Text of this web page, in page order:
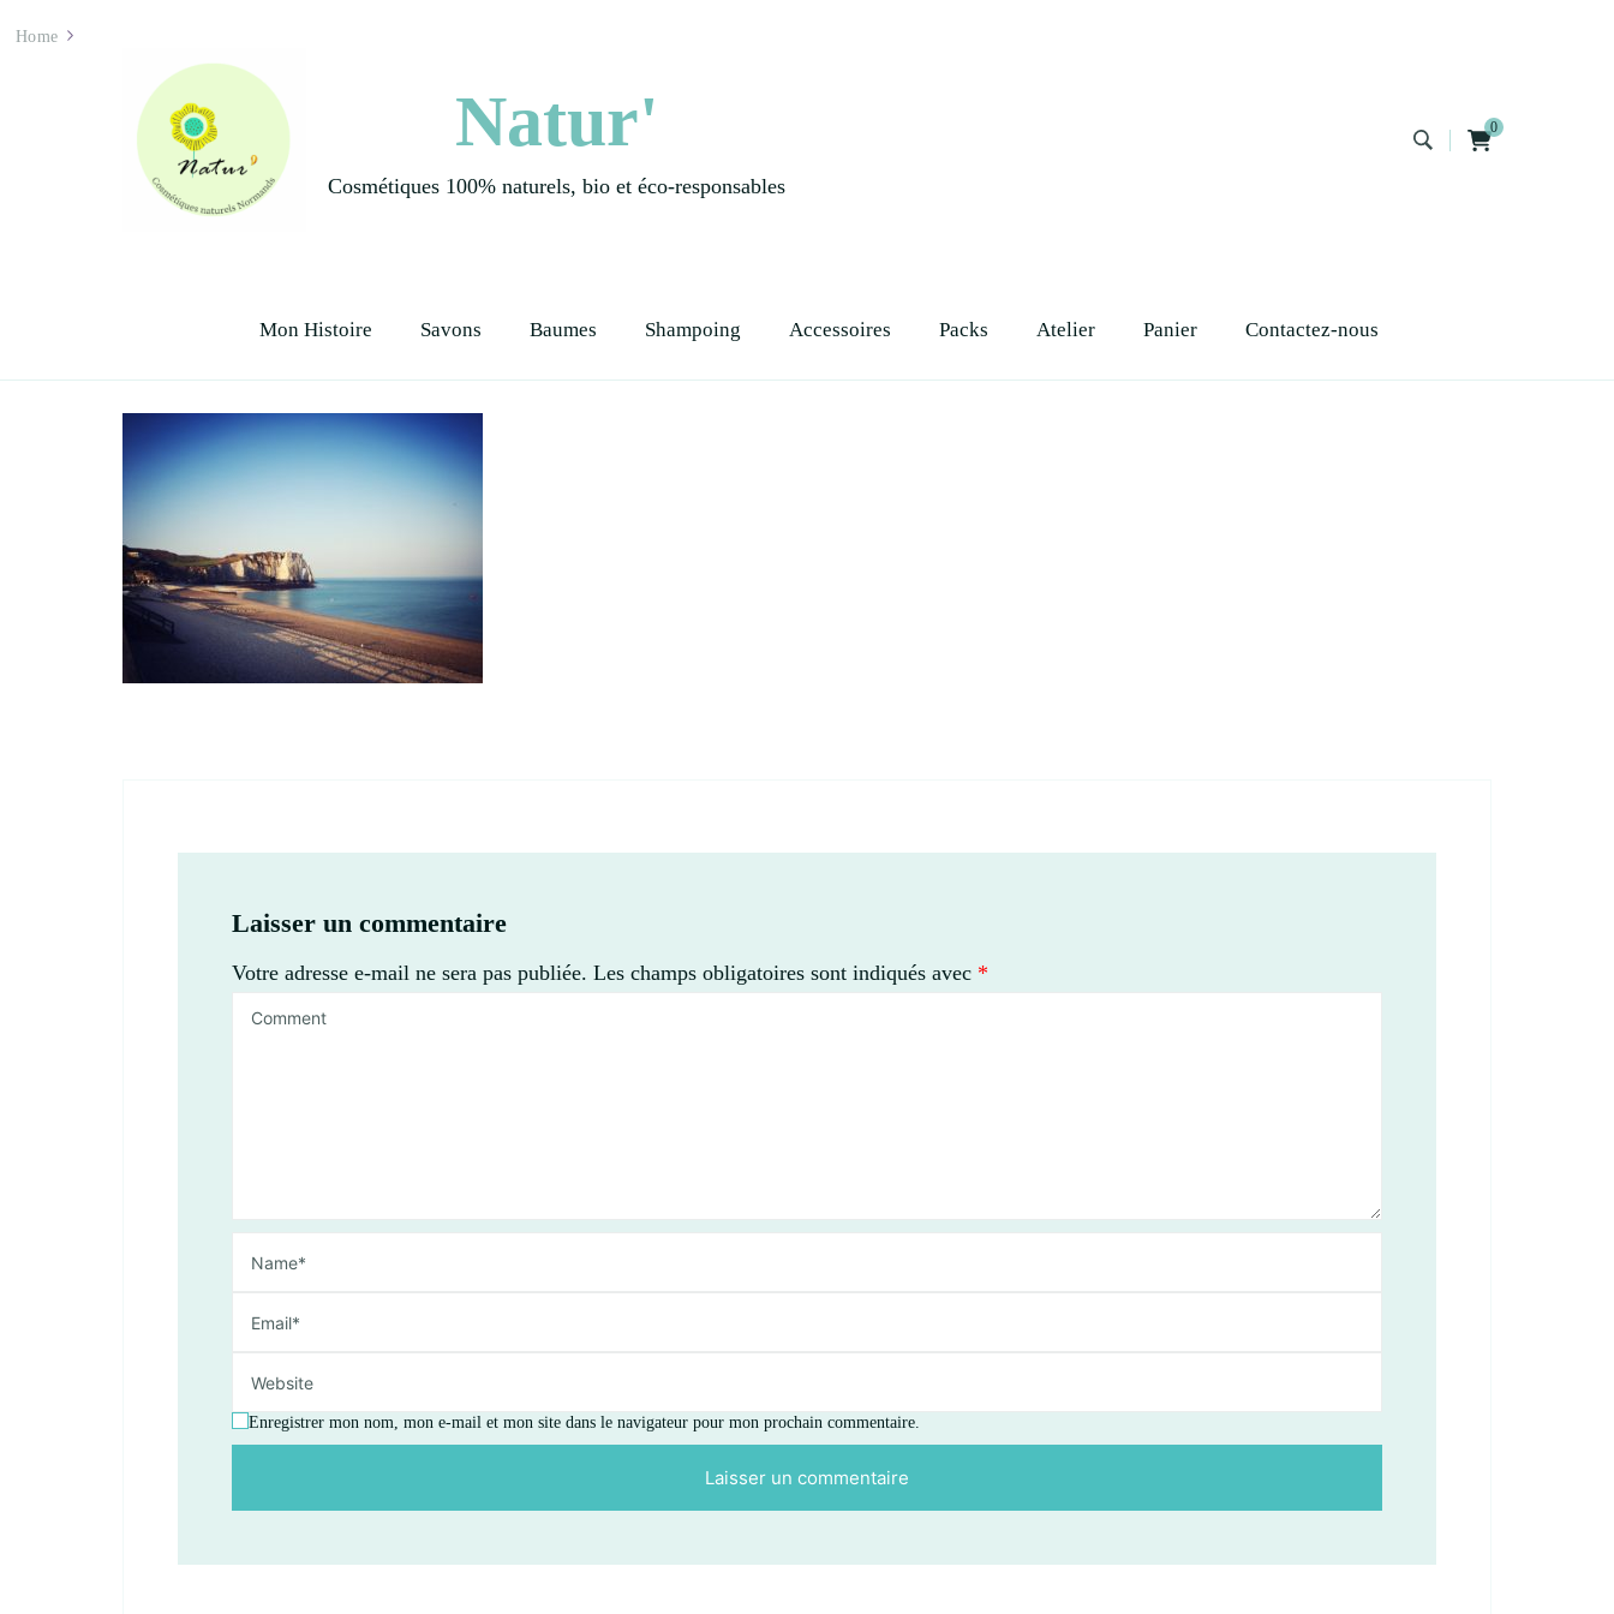
Natur'
Cosmétiques 100% naturels, bio et éco-responsables
0
Mon Histoire Savons Baumes Shampoing Accessoires Packs Atelier Panier Contactez-nous
Home
Laisser un commentaire
Votre adresse e-mail ne sera pas publiée. Les champs obligatoires sont indiqués avec *
Enregistrer mon nom, mon e-mail et mon site dans le navigateur pour mon prochain commentaire.